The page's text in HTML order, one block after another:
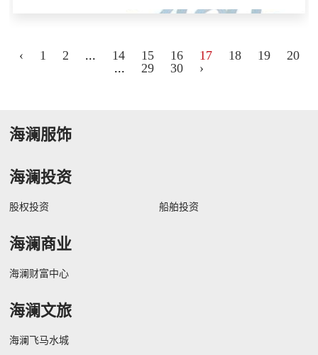
‹ 1 2 ... 14 15 16 17 18 19
20
...
29 30 ›
海澜服饰
海澜投资
股权投资 船舶投资
海澜商业
海澜财富中心
海澜文旅
海澜飞马水城